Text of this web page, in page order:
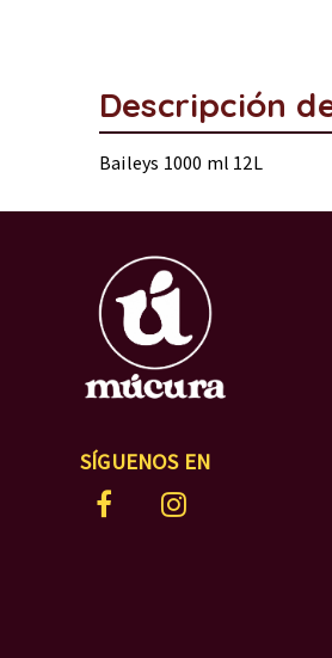
Descripción
Baileys 1000 ml 12L
SÍGUENOS EN